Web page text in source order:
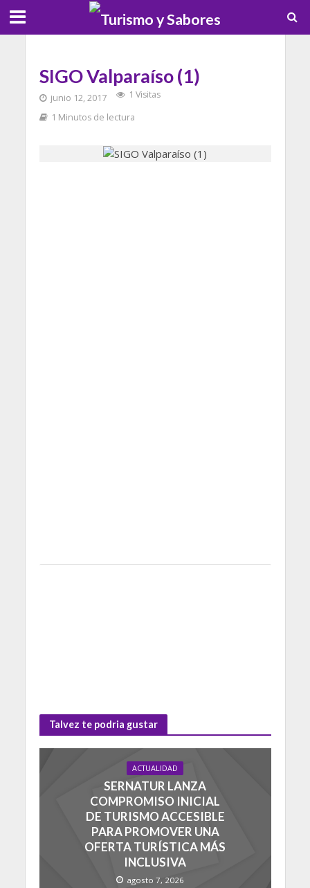
SIGO Valparaíso (1)
junio 12, 2017
1 Visitas
1 Minutos de lectura
Talvez te podria gustar
ACTUALIDAD
SERNATUR LANZA
COMPROMISO INICIAL
DE TURISMO ACCESIBLE
PARA PROMOVER UNA
OFERTA TURÍSTICA MÁS
INCLUSIVA
agosto 7, 2026